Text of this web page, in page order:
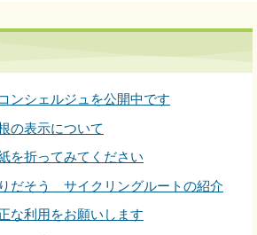
ンシェルジュを公開中です
の表示について
を折ってみてください
だそう サイクリングルートの紹介
な利用をお願いします